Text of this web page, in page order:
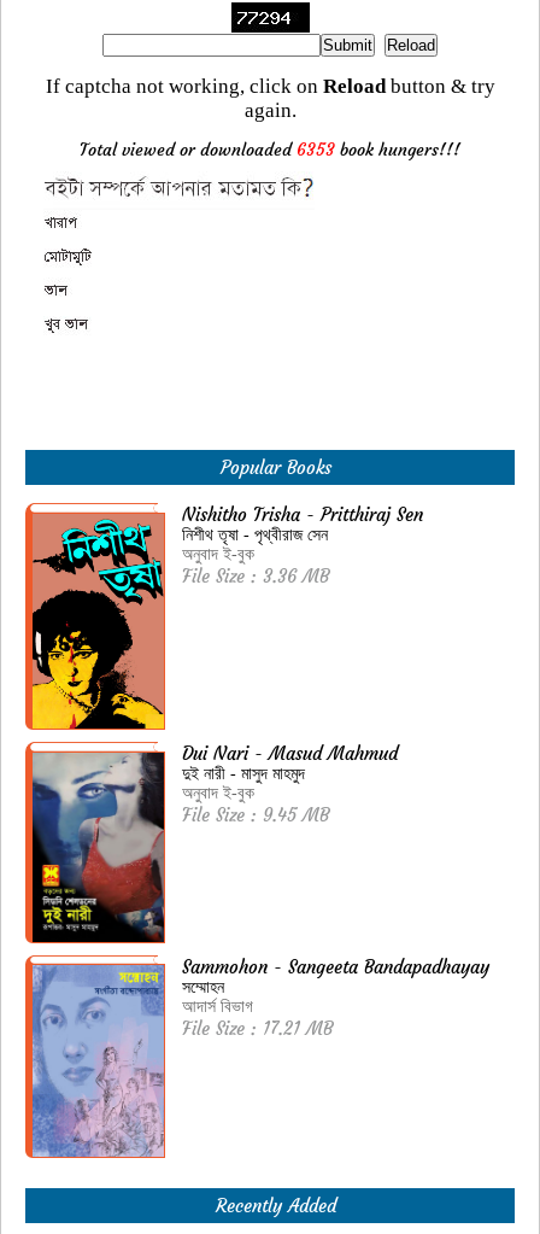
If captcha not working, click on Reloadbutton & try
again.
Total viewed or downloaded 6353 book hungers!!!
Popular Books
Nishitho Trisha - Pritthiraj Sen
নিশীথ তৃষা - পৃথ্বীরাজ সেন
অনুবাদ ই-বুক
File Size : 3.36 MB
Dui Nari - Masud Mahmud
দুই নারী - মাসুদ মাহমুদ
অনুবাদ ই-বুক
File Size : 9.45 MB
Sammohon - Sangeeta Bandapadhayay
সম্মোহন
আদার্স বিভাগ
File Size : 17.21 MB
Recently Added